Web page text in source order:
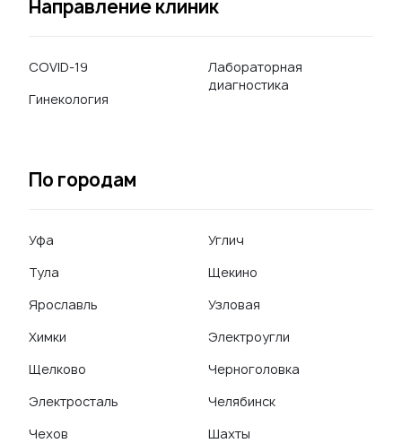
Направление клиник
COVID-19
Гинекология
Лабораторная
диагностика
По городам
Уфа
Тула
Ярославль
Химки
Щелково
Электросталь
Чехов
Углич
Щекино
Узловая
Электроугли
Черноголовка
Челябинск
Шахты